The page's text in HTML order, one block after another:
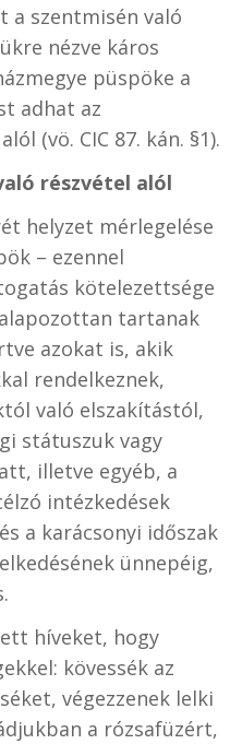
a szentmisén való
nézve káros
püspöke a
adhat az
(vö. CIC 87. kán. §1).
részvétel alól
helyzet mérlegelése
– ezennel
kötelezettsége
tartanak
azokat is, akik
rendelkeznek,
való elszakítástól,
státuszuk vagy
illetve egyéb, a
intézkedések
a karácsonyi időszak
ünnepéig,
híveket, hogy
kövessék az
végezzenek lelki
a rózsafüzért,